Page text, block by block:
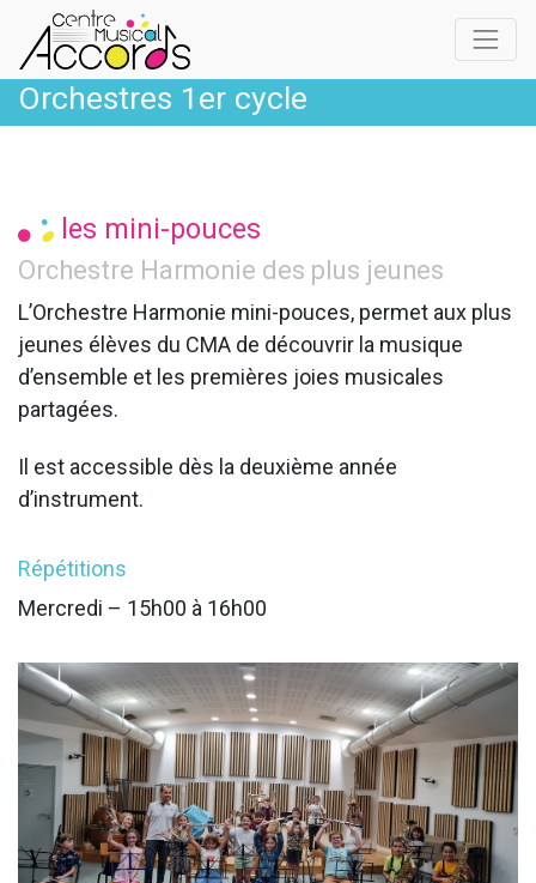
Orchestres 1er cycle
les mini-pouces
Orchestre Harmonie des plus jeunes
L’Orchestre Harmonie mini-pouces, permet aux plus
jeunes élèves du CMA de découvrir la musique
d’ensemble et les premières joies musicales
partagées.
Il est accessible dès la deuxième année
d’instrument.​
Répétitions
Mercredi – 15h00 à 16h00